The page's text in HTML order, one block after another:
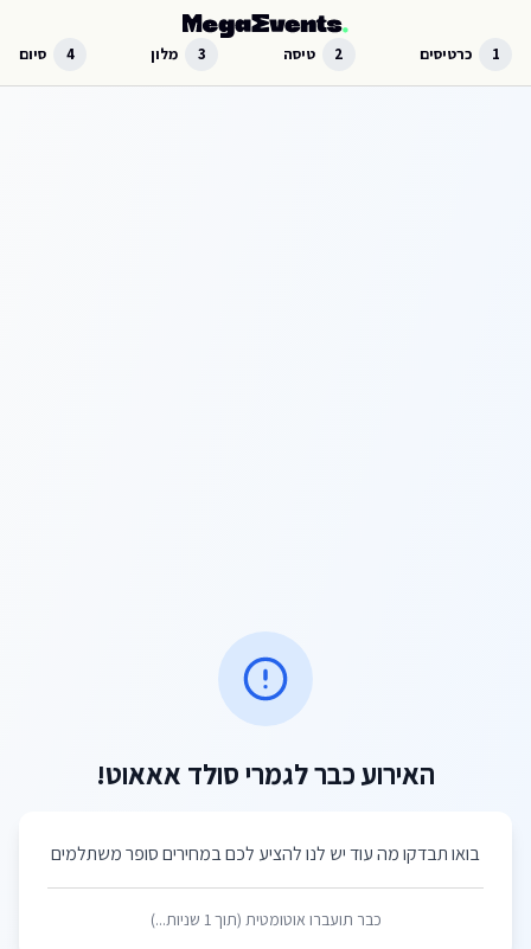
1 כרטיסים 2 טיסה 3 מלון 4 סיום
האירוע כבר לגמרי סולד אאאוט!
בואו תבדקו מה עוד יש לנו להציע לכם במחירים סופר משתלמים
כבר תועברו אוטומטית (תוך 1 שניות...)